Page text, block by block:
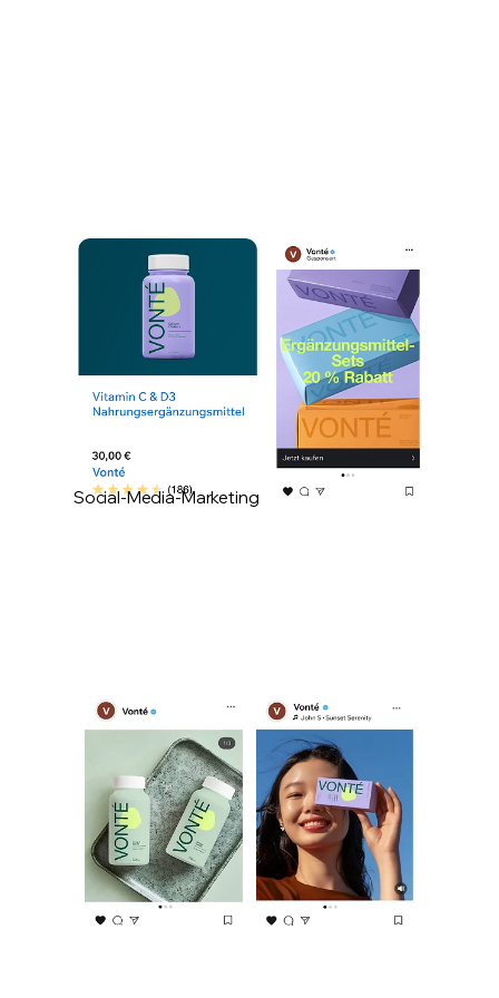
Social-Media-Marketing